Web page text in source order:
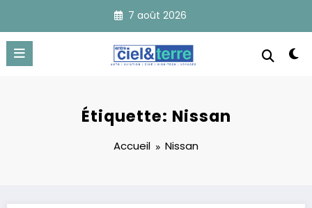
contenu
7 août 2026
Étiquette: Nissan
Accueil Nissan